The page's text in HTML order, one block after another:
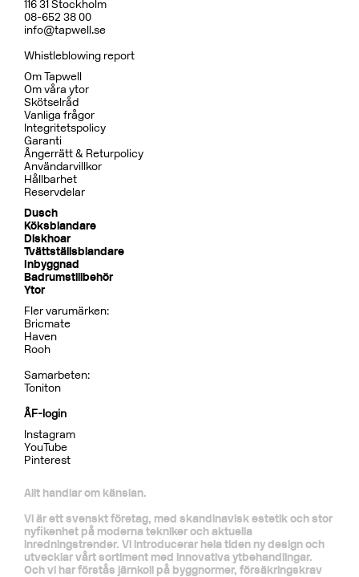
Koppar
BOX7200 ED2 Black Chrome
CR MB
Pris 29995 kr
Dusch
BOX7268 ED2 Black Chrome
CR MB